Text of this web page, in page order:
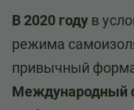
В 2020 году в
режима
привычный
Международный